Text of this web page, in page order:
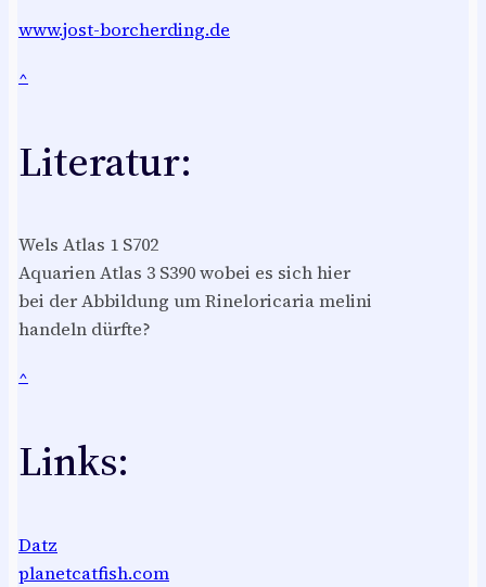
www.jost-borcherding.de
^
Literatur:
Wels Atlas 1 S702
Aquarien Atlas 3 S390 wobei es sich hier
bei der Abbildung um Rineloricaria melini
handeln dürfte?
^
Links:
Datz
planetcatfish.com